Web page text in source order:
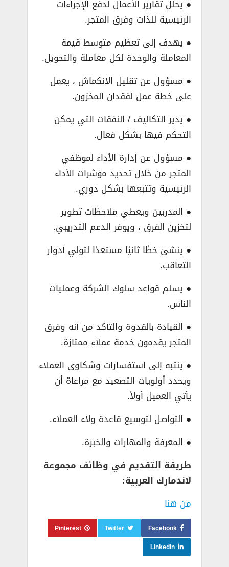
● يحلل تقارير الأعمال لدفع الإجراءات
الرئيسية للذات وفرق المتجر.
● يهدف إلى تعظيم متوسط ​​قيمة
المعاملة والوحدة لكل معاملة والتحويل.
● مسؤول عن تقليل الانكماش ، يعمل
على خطة عمل لفقدان المخزون.
● يدير التكاليف / النفقات التي يمكن
التحكم فيها بشكل فعال.
● مسؤول عن إدارة الأداء لموظفي
المتجر من خلال تحديد مؤشرات الأداء
الرئيسية وتتبعها بشكل دوري.
● المدربين ويعطي ملاحظات تطوير
لتخزين الفرق ، ويوفر الدعم التدريبي.
● ينشئ خطًا ثانيًا مستعدًا لتولي أدوار
التعاقب.
● يسلم قواعد سلوك الشركة وعمليات
الناس.
● القيادة بالقدوة والتأكد من أنه وفرق
المتجر يقدمون خدمة عملاء ممتازة.
● ينتبه إلى استفسارات وشكاوى العملاء
ويحدد أولويات التصعيد مع مراعاة أن
يأتي العميل أولاً.
● التواصل لتوسيع قاعدة ولاء العملاء.
● المعرفة والمهارات والخبرة.
طريقة التقديم في وظائف مجموعة
لاندمارك العربية:
من هنا
Facebook
Twitter
Pinterest
LinkedIn